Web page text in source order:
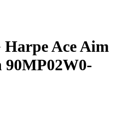
Harpe Ace Aim